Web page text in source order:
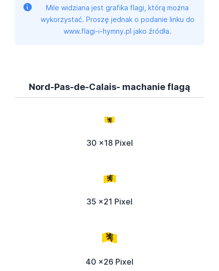
Mile widziana jest grafika flagi, którą można
wykorzystać. Proszę jednak o podanie linku do
www.flagi-i-hymny.pl jako źródła.
Nord-Pas-de-Calais- machanie flagą
30 x18 Pixel
35 x21 Pixel
40 x26 Pixel